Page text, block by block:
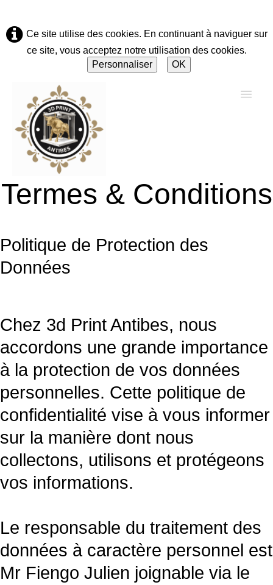
Ce site utilise des cookies. En continuant à naviguer sur
ce site, vous acceptez notre utilisation des cookies.
Personnaliser
OK
Accueil
Solutions & Réparations
▼
Couleurs et Matériaux
Tarifs
Contact
Termes & Conditions
Politique de Protection des
Données
Chez 3d Print Antibes, nous
accordons une grande importance
à la protection de vos données
personnelles. Cette politique de
confidentialité vise à vous informer
sur la manière dont nous
collectons, utilisons et protégeons
vos informations.
Le responsable du traitement des
données à caractère personnel est
Mr Fiengo Julien joignable via le